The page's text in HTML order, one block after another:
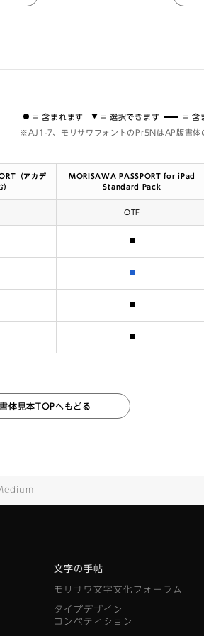
= 含まれます = 選択できます
= 含
※AJ1-7、モリサワフォントのPr5NはAP版書体
（アカデ
MORISAWA PASSPORT for iPad
Standard Pack
OTF
れます 含まれます
れます 含まれます
れます 含まれます
れます 含まれます
書体見本TOPへもどる
文字の手帖
モリサワ文字文化フォーラム
タイプデザイン
コンペティション